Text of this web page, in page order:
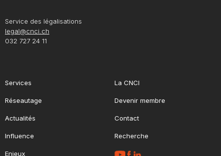
Service des légalisations
legal@cnci.ch
032 727 24 11
Services
Réseautage
Actualités
Influence
Enjeux
La CNCI
Devenir membre
Contact
Recherche